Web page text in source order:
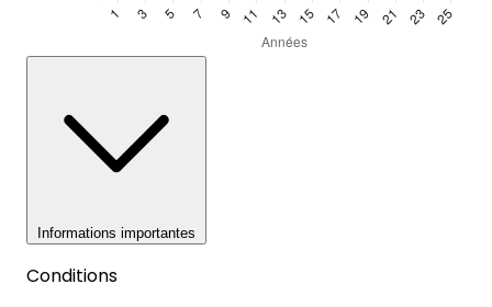
Informations importantes
Conditions